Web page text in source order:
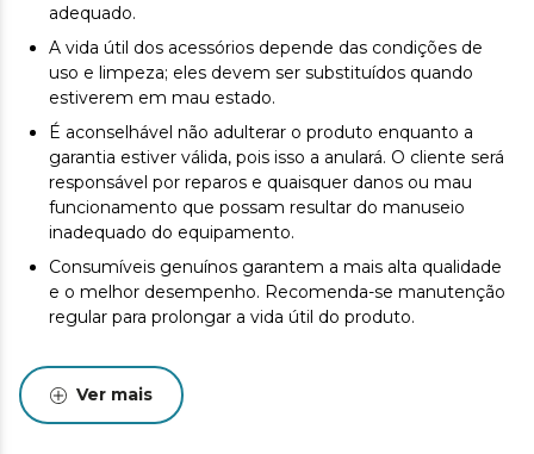
adequado.
A vida útil dos acessórios depende das condições de
uso e limpeza; eles devem ser substituídos quando
estiverem em mau estado.
É aconselhável não adulterar o produto enquanto a
garantia estiver válida, pois isso a anulará. O cliente será
responsável por reparos e quaisquer danos ou mau
funcionamento que possam resultar do manuseio
inadequado do equipamento.
Consumíveis genuínos garantem a mais alta qualidade
e o melhor desempenho. Recomenda-se manutenção
regular para prolongar a vida útil do produto.
Ver mais